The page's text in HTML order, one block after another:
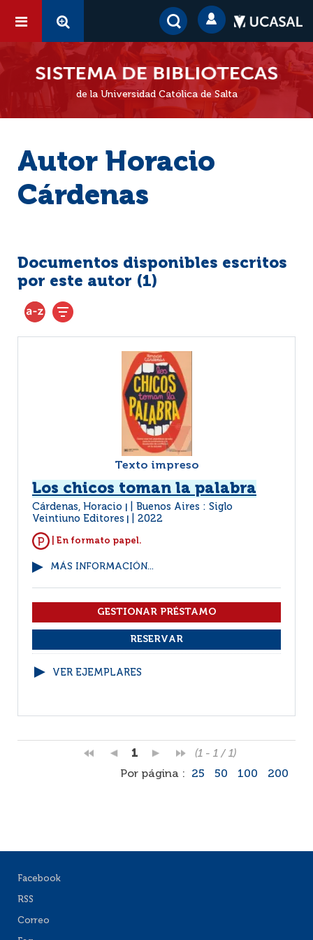
de la Universidad Católica de Salta
Autor Horacio
Cárdenas
Documentos disponibles escritos
por este autor (1)
Texto impreso
Los chicos toman la palabra
Cárdenas, Horacio
Buenos Aires : Siglo
Veintiuno Editores
2022
| En formato papel.
MÁS INFORMACIÓN...
VER EJEMPLARES
1
(1 - 1 / 1)
Por página :
25 50 100 200
Facebook
RSS
Correo